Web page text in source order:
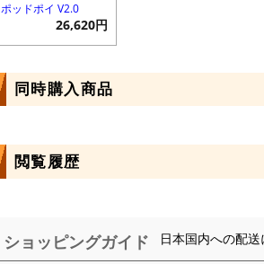
ポッドポイ V2.0
26,620円
同時購入商品
閲覧履歴
ショッピングガイド 日本国内への配